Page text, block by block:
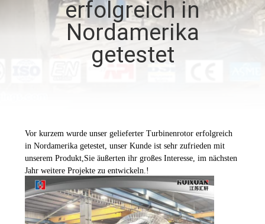
QUALITÄTSKONTROLLE
erfolgreich in
Nordamerika
getestet
Vor kurzem wurde unser gelieferter Turbinenrotor erfolgreich
in Nordamerika getestet, unser Kunde ist sehr zufrieden mit
unserem Produkt,Sie äußerten ihr großes Interesse, im nächsten
Jahr weitere Projekte zu entwickeln.!